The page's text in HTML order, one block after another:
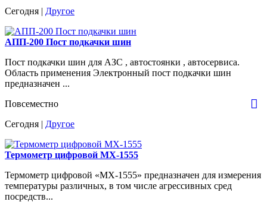
Сегодня | Другое
АПП-200 Пост подкачки шин
Пост подкачки шин для АЗС , автостоянки , автосервиса.
Область применения Электронный пост подкачки шин
предназначен ...
Повсеместно
Сегодня | Другое
Термометр цифровой МХ-1555
Термометр цифровой «МХ-1555» предназначен для измерения
температуры различных, в том числе агрессивных сред
посредств...